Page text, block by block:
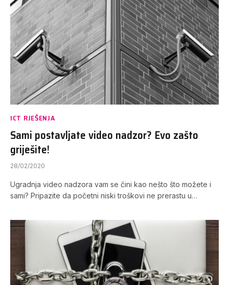
ICT RJEŠENJA
Sami postavljate video nadzor? Evo zašto
griješite!
28/02/2020
Ugradnja video nadzora vam se čini kao nešto što možete i
sami? Pripazite da početni niski troškovi ne prerastu u…